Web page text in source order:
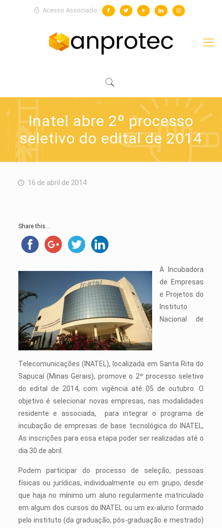
Acesso Associado
Inatel abre 2º processo
seletivo do edital de 2014
16 de abril de 2014
Share this...
A Incubadora
de Empresas
e Projetos do
Instituto
Nacional de
Telecomunicações (INATEL), localizada em Santa Rita do
Sapucaí (Minas Gerais), promove o 2º processo seletivo
do edital de 2014, com vigência até 05 de outubro. O
objetivo é selecionar novas empresas, nas modalidades
residente e associada, para integrar o programa de
incubação de empresas de base tecnológica do INATEL,
As inscrições para essa etapa poder ser realizadas até o
dia 30 de abril.
Podem participar do processo de seleção, pessoas
físicas ou jurídicas, individualmente ou em grupo, desde
que haja no mínimo um aluno regularmente matriculado
em algum dos cursos do INATEL ou um ex-aluno formado
pelo instituto (da graduação, pós-graduação e mestrado)